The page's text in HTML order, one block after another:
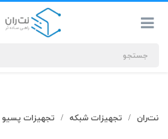
جستجوهای
شما
نت‌ران / تجهیزات شبکه / تجهیزات